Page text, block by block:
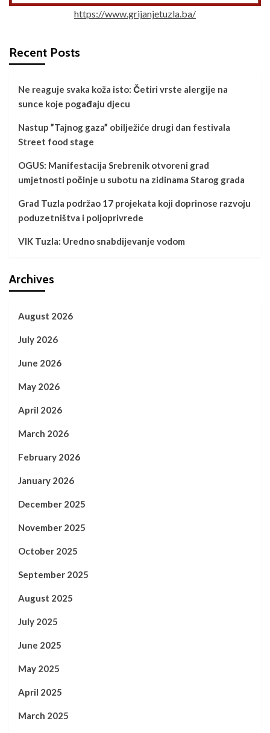
https://www.grijanjetuzla.ba/
Recent Posts
Ne reaguje svaka koža isto: Četiri vrste alergije na
sunce koje pogađaju djecu
Nastup ”Tajnog gaza” obilježiće drugi dan festivala
Street food stage
OGUS: Manifestacija Srebrenik otvoreni grad
umjetnosti počinje u subotu na zidinama Starog grada
Grad Tuzla podržao 17 projekata koji doprinose razvoju
poduzetništva i poljoprivrede
VIK Tuzla: Uredno snabdijevanje vodom
Archives
August 2026
July 2026
June 2026
May 2026
April 2026
March 2026
February 2026
January 2026
December 2025
November 2025
October 2025
September 2025
August 2025
July 2025
June 2025
May 2025
April 2025
March 2025